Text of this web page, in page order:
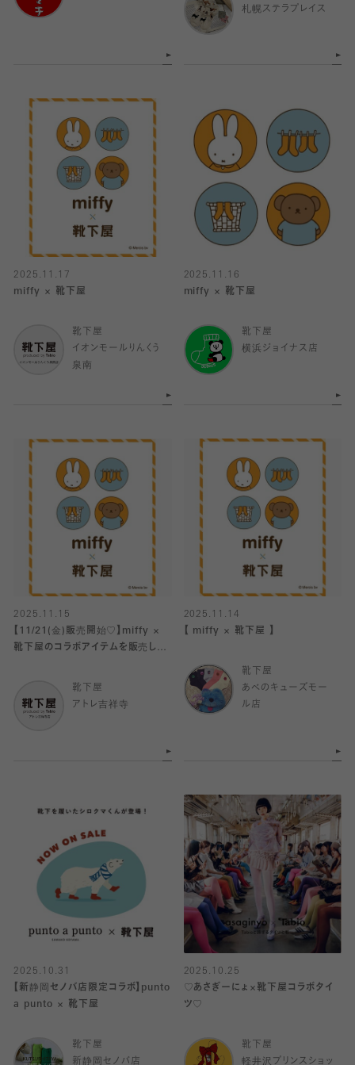
札幌ステラプレイス
2025.11.17
miffy × 靴下屋
靴下屋
イオンモールりんくう
泉南
2025.11.16
miffy × 靴下屋
靴下屋
横浜ジョイナス店
2025.11.15
【11/21(金)販売開始♡】miffy ×
靴下屋のコラボアイテムを販売しま
靴下屋
アトレ吉祥寺
2025.11.14
【 miffy × 靴下屋 】
靴下屋
あべのキューズモー
ル店
2025.10.31
【新静岡セノバ店限定コラボ】punto
a punto × 靴下屋
靴下屋
新静岡セノバ店
2025.10.25
♡あさぎーにょ×靴下屋コラボタイ
ツ♡
靴下屋
軽井沢プリンスショッ